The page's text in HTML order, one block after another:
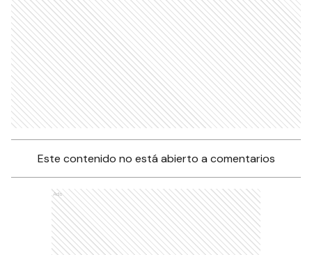
Este contenido no está abierto a comentarios
Ads